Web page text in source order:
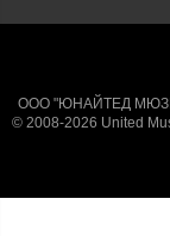
ООО "ЮНАЙТЕД
© 2008-2026 United